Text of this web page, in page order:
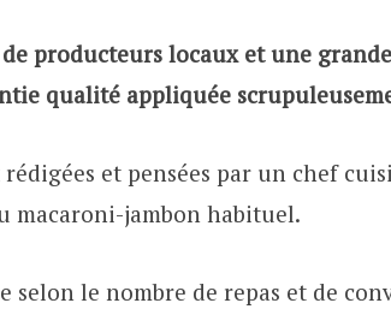
producteurs locaux et une
qualité appliquée
et pensées par un chef
macaroni-jambon habituel.
selon le nombre de repas et de